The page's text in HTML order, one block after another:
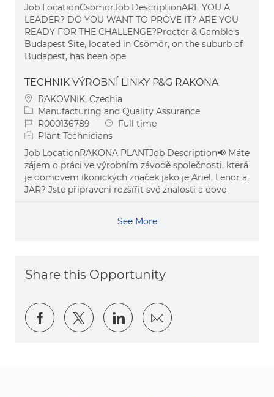
Job LocationCsomorJob DescriptionARE YOU A
LEADER? DO YOU WANT TO PROVE IT? ARE YOU
READY FOR THE CHALLENGE?Procter & Gamble's
Budapest Site, located in Csömör, on the suburb of
Budapest, has been ope
TECHNIK VÝROBNÍ LINKY P&G RAKONA
Location
RAKOVNIK, Czechia
Category
Manufacturing and Quality Assurance
Job IdR000136789 Job Type
Full time
Plant Technicians
Job LocationRAKONA PLANTJob Description📢 Máte
zájem o práci ve výrobním závodě společnosti, která
je domovem ikonických značek jako je Ariel, Lenor a
JAR? Jste připraveni rozšířit své znalosti a dove
See More
Share this Opportunity
Share via Facebook
Share via twitter
Share via LinkedIn
Share via email